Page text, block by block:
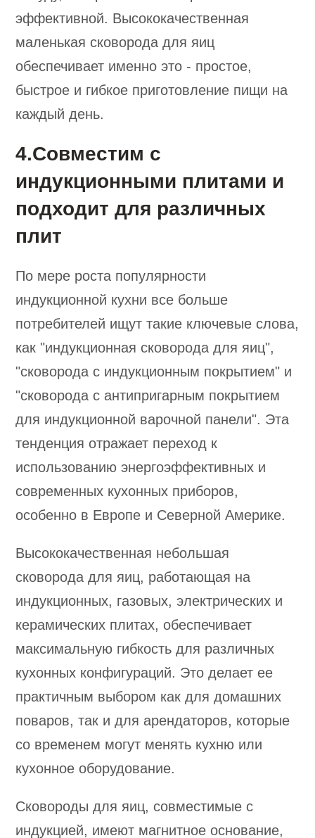
эффективной. Высококачественная
маленькая сковорода для яиц
обеспечивает именно это - простое,
быстрое и гибкое приготовление пищи на
каждый день.
4.Совместим с
индукционными плитами и
подходит для различных
плит
По мере роста популярности
индукционной кухни все больше
потребителей ищут такие ключевые слова,
как "индукционная сковорода для яиц",
"сковорода с индукционным покрытием" и
"сковорода с антипригарным покрытием
для индукционной варочной панели". Эта
тенденция отражает переход к
использованию энергоэффективных и
современных кухонных приборов,
особенно в Европе и Северной Америке.
Высококачественная небольшая
сковорода для яиц, работающая на
индукционных, газовых, электрических и
керамических плитах, обеспечивает
максимальную гибкость для различных
кухонных конфигураций. Это делает ее
практичным выбором как для домашних
поваров, так и для арендаторов, которые
со временем могут менять кухню или
кухонное оборудование.
Сковороды для яиц, совместимые с
индукцией, имеют магнитное основание,